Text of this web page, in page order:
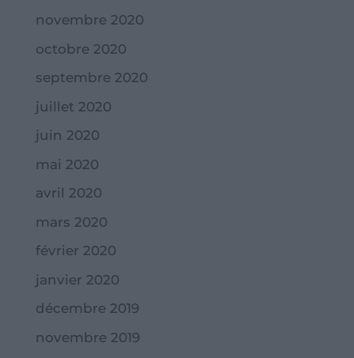
novembre 2020
octobre 2020
septembre 2020
juillet 2020
juin 2020
mai 2020
avril 2020
mars 2020
février 2020
janvier 2020
décembre 2019
novembre 2019